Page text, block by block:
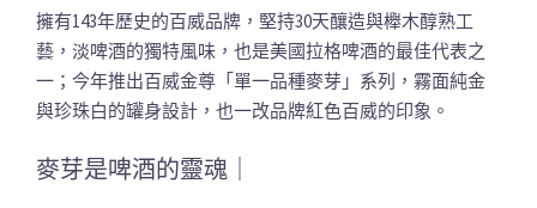
擁有143年歷史的百威品牌，堅持30天釀造與櫸木醇熟工
藝，淡啤酒的獨特風味，也是美國拉格啤酒的最佳代表之
一；今年推出百威金尊「單一品種麥芽」系列，霧面純金
與珍珠白的罐身設計，也一改品牌紅色百威的印象。
麥芽是啤酒的靈魂｜